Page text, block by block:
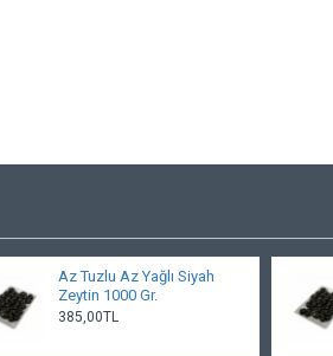
Az Tuzlu Az Yağlı Siyah
Zeytin 1000 Gr.
385,00TL